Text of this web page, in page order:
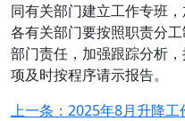
同有关部门建立工作专班
各有关部门要按照职责分
部门责任，加强跟踪分析
项及时按程序请示报告。
上一条：2025年8月升降